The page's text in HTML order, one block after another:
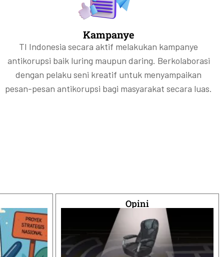
Kampanye
TI Indonesia secara aktif melakukan kampanye
antikorupsi baik luring maupun daring. Berkolaborasi
dengan pelaku seni kreatif untuk menyampaikan
pesan-pesan antikorupsi bagi masyarakat secara luas.
Opini